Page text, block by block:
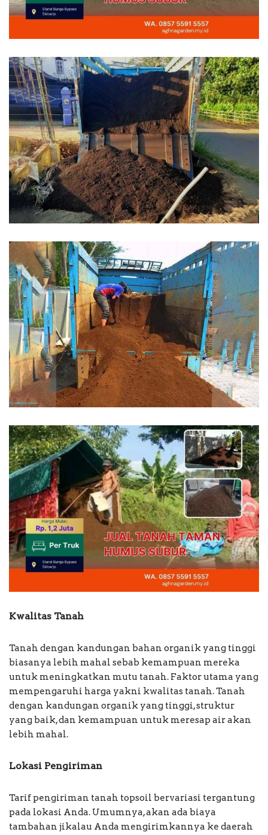
Kwalitas Tanah
Tanah dengan kandungan bahan organik yang tinggi
biasanya lebih mahal sebab kemampuan mereka
untuk meningkatkan mutu tanah. Faktor utama yang
mempengaruhi harga yakni kwalitas tanah. Tanah
dengan kandungan organik yang tinggi, struktur
yang baik, dan kemampuan untuk meresap air akan
lebih mahal.
Lokasi Pengiriman
Tarif pengiriman tanah topsoil bervariasi tergantung
pada lokasi Anda. Umumnya, akan ada biaya
tambahan jikalau Anda mengirimkannya ke daerah